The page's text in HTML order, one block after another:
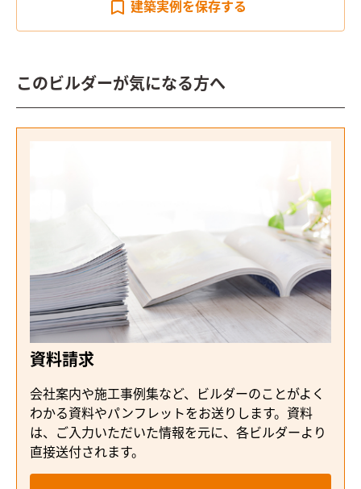
建築実例を保存する
このビルダーが気になる方へ
資料請求
会社案内や施工事例集など、ビルダーのことがよく
わかる資料やパンフレットをお送りします。資料
は、ご入力いただいた情報を元に、各ビルダーより
直接送付されます。